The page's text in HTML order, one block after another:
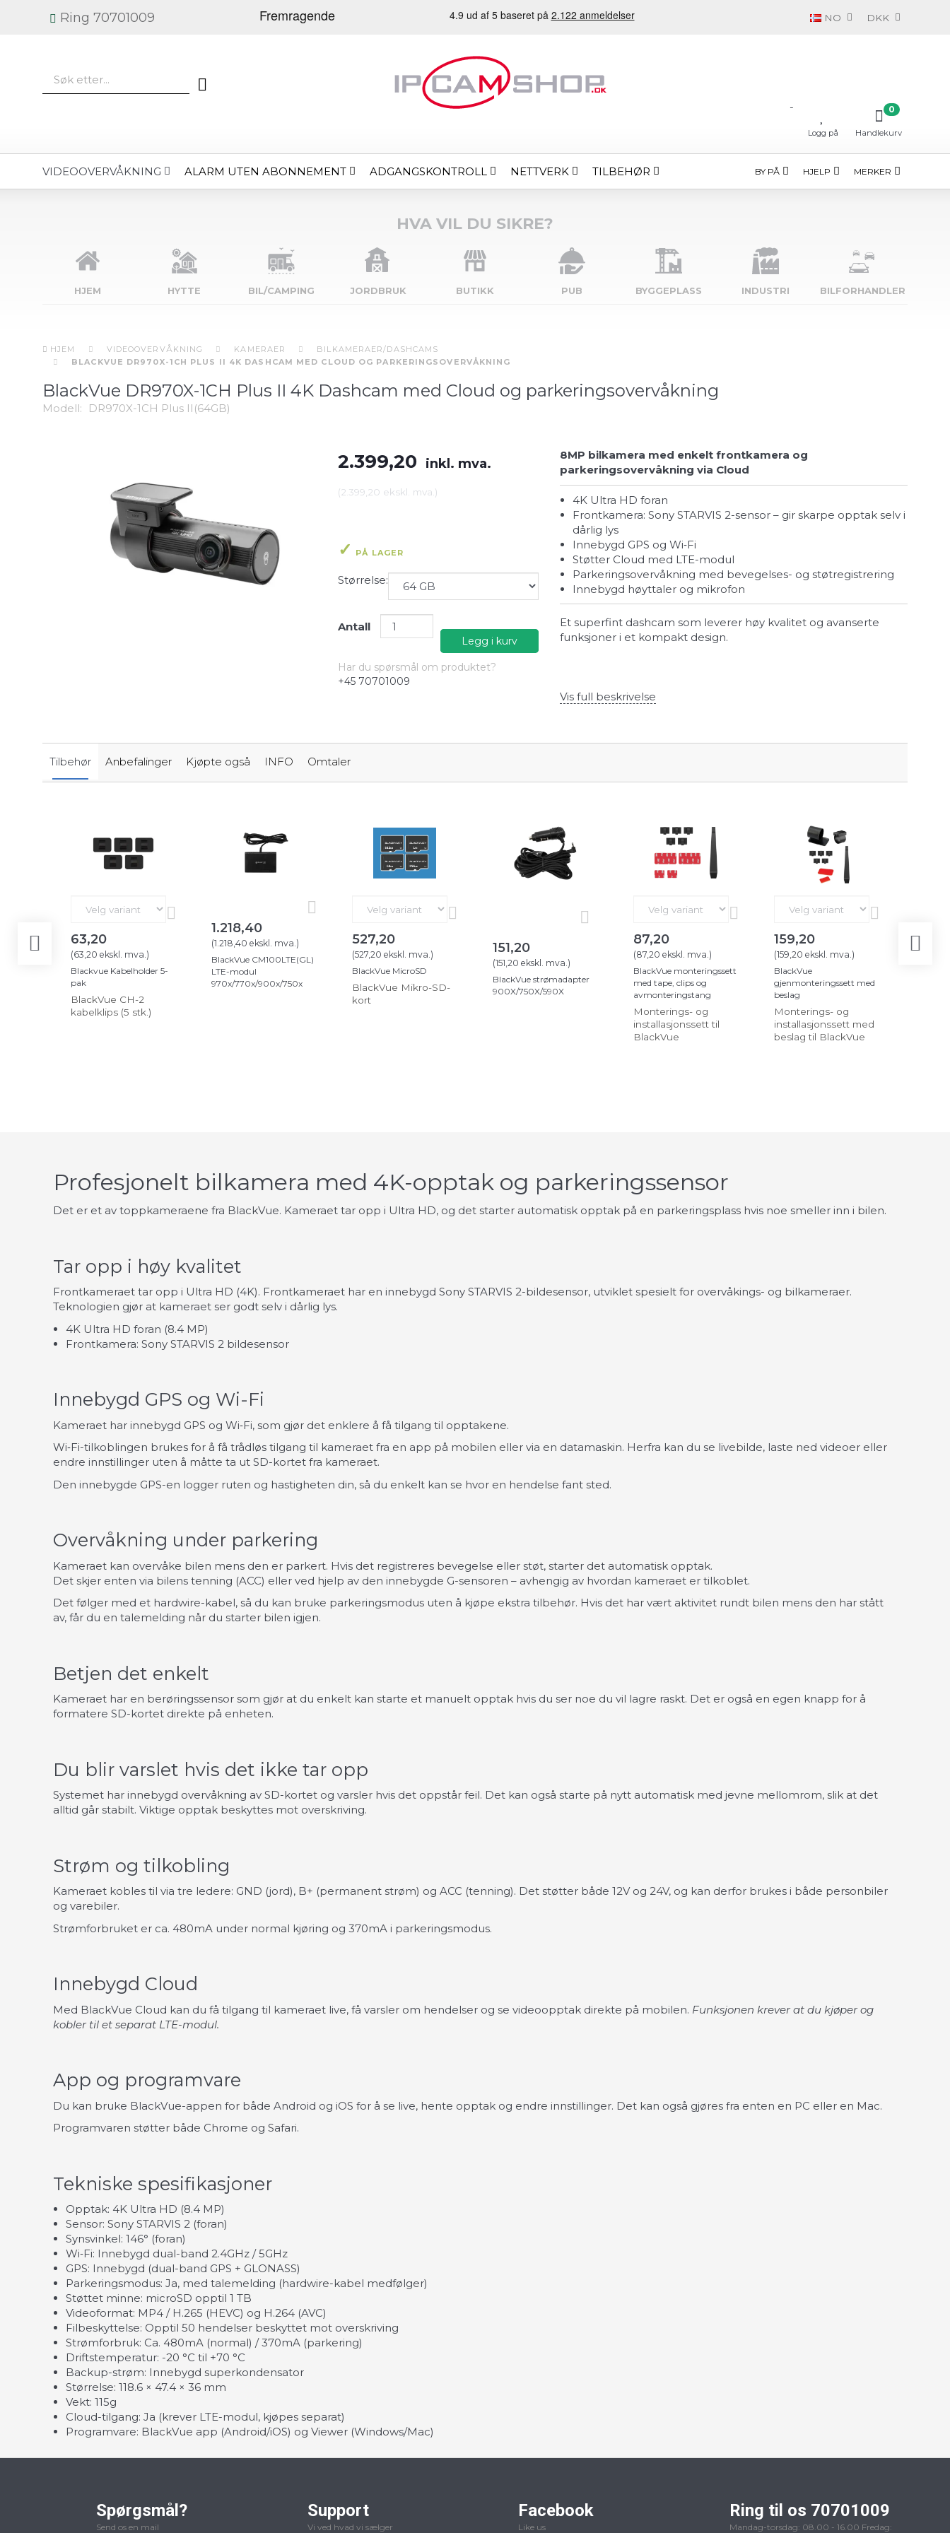
NO DKK
Ring 70701009
-
Logg på Handlekurv
0
VIDEOOVERVÅKNING ALARM UTEN ABONNEMENT ADGANGSKONTROLL NETTVERK TILBEHØR BY PÅ HJELP MERKER
HVA VIL DU SIKRE?
HJEM HYTTE BIL/CAMPING JORDBRUK BUTIKK PUB BYGGE­PLASS INDUSTRI BILFORHANDLER
HJEM VIDEOOVERVÅKNING KAMERAER
BILKAMERAER/DASHCAMS
BLACKVUE DR970X-1CH PLUS II 4K DASHCAM MED CLOUD OG PARKERINGSOVERVÅKNING
BlackVue DR970X-1CH Plus II 4K Dashcam med Cloud og parkeringsovervåkning
Modell: DR970X-1CH Plus II(64GB)
2.399,20 inkl. mva.
(2.399,20 ekskl. mva.)
PÅ LAGER
Størrelse:
Antall
Legg i kurv
Har du spørsmål om produktet?
+45 70701009
8MP bilkamera med enkelt frontkamera og
parkeringsovervåkning via Cloud
4K Ultra HD foran
Frontkamera: Sony STARVIS 2-sensor – gir skarpe opptak selv i
dårlig lys
Innebygd GPS og Wi‑Fi
Støtter Cloud med LTE-modul
Parkeringsovervåkning med bevegelses- og støtregistrering
Innebygd høyttaler og mikrofon
Et superfint dashcam som leverer høy kvalitet og avanserte
funksjoner i et kompakt design.
Vis full beskrivelse
Tilbehør Anbefalinger Kjøpte også INFO Omtaler
63,20
(63,20 ekskl. mva.)
Blackvue Kabelholder 5-
pak
BlackVue CH-2
kabelklips (5 stk.)
1.218,40
(1.218,40 ekskl. mva.)
BlackVue CM100LTE(GL)
LTE-modul
970x/770x/900x/750x
527,20
(527,20 ekskl. mva.)
BlackVue MicroSD
BlackVue Mikro-SD-
kort
151,20
(151,20 ekskl. mva.)
BlackVue strømadapter
900X/750X/590X
87,20
(87,20 ekskl. mva.)
BlackVue monteringssett
med tape, clips og
avmonteringstang
Monterings- og
installasjonssett til
BlackVue
159,20
(159,20 ekskl. mva.)
BlackVue
gjenmonteringssett med
beslag
Monterings- og
installasjonssett med
beslag til BlackVue
Profesjonelt bilkamera med 4K-opptak og parkeringssensor
Det er et av toppkameraene fra BlackVue. Kameraet tar opp i Ultra HD, og det starter automatisk opptak på en parkeringsplass hvis noe smeller inn i bilen.
Tar opp i høy kvalitet
Frontkameraet tar opp i Ultra HD (4K). Frontkameraet har en innebygd Sony STARVIS 2-bildesensor, utviklet spesielt for overvåkings- og bilkameraer.
Teknologien gjør at kameraet ser godt selv i dårlig lys.
4K Ultra HD foran (8.4 MP)
Frontkamera: Sony STARVIS 2 bildesensor
Innebygd GPS og Wi-Fi
Kameraet har innebygd GPS og Wi‑Fi, som gjør det enklere å få tilgang til opptakene.
Wi‑Fi-tilkoblingen brukes for å få trådløs tilgang til kameraet fra en app på mobilen eller via en datamaskin. Herfra kan du se livebilde, laste ned videoer eller
endre innstillinger uten å måtte ta ut SD-kortet fra kameraet.
Den innebygde GPS-en logger ruten og hastigheten din, så du enkelt kan se hvor en hendelse fant sted.
Overvåkning under parkering
Kameraet kan overvåke bilen mens den er parkert. Hvis det registreres bevegelse eller støt, starter det automatisk opptak.
Det skjer enten via bilens tenning (ACC) eller ved hjelp av den innebygde G-sensoren – avhengig av hvordan kameraet er tilkoblet.
Det følger med et hardwire-kabel, så du kan bruke parkeringsmodus uten å kjøpe ekstra tilbehør. Hvis det har vært aktivitet rundt bilen mens den har stått
av, får du en talemelding når du starter bilen igjen.
Betjen det enkelt
Kameraet har en berøringssensor som gjør at du enkelt kan starte et manuelt opptak hvis du ser noe du vil lagre raskt. Det er også en egen knapp for å
formatere SD-kortet direkte på enheten.
Du blir varslet hvis det ikke tar opp
Systemet har innebygd overvåkning av SD-kortet og varsler hvis det oppstår feil. Det kan også starte på nytt automatisk med jevne mellomrom, slik at det
alltid går stabilt. Viktige opptak beskyttes mot overskriving.
Strøm og tilkobling
Kameraet kobles til via tre ledere: GND (jord), B+ (permanent strøm) og ACC (tenning). Det støtter både 12V og 24V, og kan derfor brukes i både personbiler
og varebiler.
Strømforbruket er ca. 480mA under normal kjøring og 370mA i parkeringsmodus.
Innebygd Cloud
Med BlackVue Cloud kan du få tilgang til kameraet live, få varsler om hendelser og se videoopptak direkte på mobilen. Funksjonen krever at du kjøper og
kobler til et separat LTE-modul.
App og programvare
Du kan bruke BlackVue-appen for både Android og iOS for å se live, hente opptak og endre innstillinger. Det kan også gjøres fra enten en PC eller en Mac.
Programvaren støtter både Chrome og Safari.
Tekniske spesifikasjoner
Opptak: 4K Ultra HD (8.4 MP)
Sensor: Sony STARVIS 2 (foran)
Synsvinkel: 146° (foran)
Wi‑Fi: Innebygd dual-band 2.4GHz / 5GHz
GPS: Innebygd (dual-band GPS + GLONASS)
Parkeringsmodus: Ja, med talemelding (hardwire-kabel medfølger)
Støttet minne: microSD opptil 1 TB
Videoformat: MP4 / H.265 (HEVC) og H.264 (AVC)
Filbeskyttelse: Opptil 50 hendelser beskyttet mot overskriving
Strømforbruk: Ca. 480mA (normal) / 370mA (parkering)
Driftstemperatur: -20 °C til +70 °C
Backup-strøm: Innebygd superkondensator
Størrelse: 118.6 × 47.4 × 36 mm
Vekt: 115g
Cloud-tilgang: Ja (krever LTE-modul, kjøpes separat)
Programvare: BlackVue app (Android/iOS) og Viewer (Windows/Mac)
Spørgsmål?
Send os en mail
Support
Vi ved hvad vi sælger
Facebook
Like us
Ring til os 70701009
Mandag-torsdag: 08.00 - 16.00 Fredag: